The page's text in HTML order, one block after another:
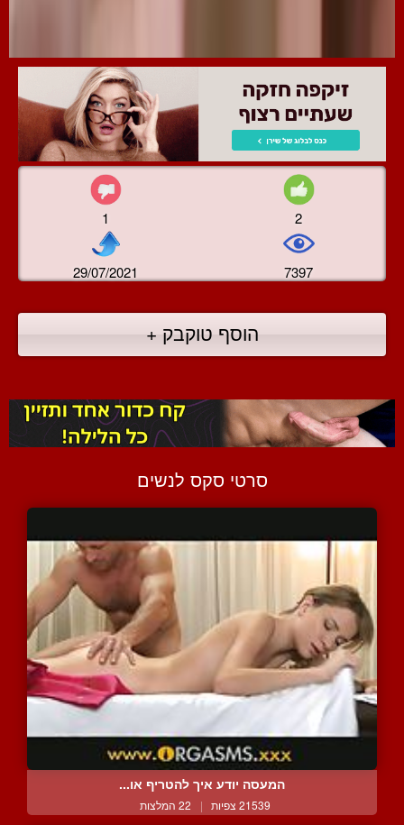
1 2
29/07/2021 7397
הוסף טוקבק +
סרטי סקס לנשים
המעסה יודע איך להטריף או...
21539 צפיות | 22 המלצות